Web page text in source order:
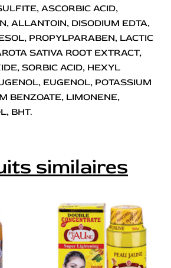
ASCORBIC ACID,
ALLANTOIN, DISODIUM EDTA,
PROPYLPARABEN, LACTIC
SATIVA ROOT EXTRACT,
SORBIC ACID, HEXYL
EUGENOL, POTASSIUM
BENZOATE, LIMONENE,
BHT.
similaires